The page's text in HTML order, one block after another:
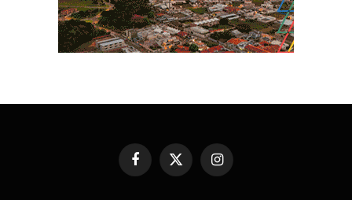
Facebook
X
(Twitter)
Instagram